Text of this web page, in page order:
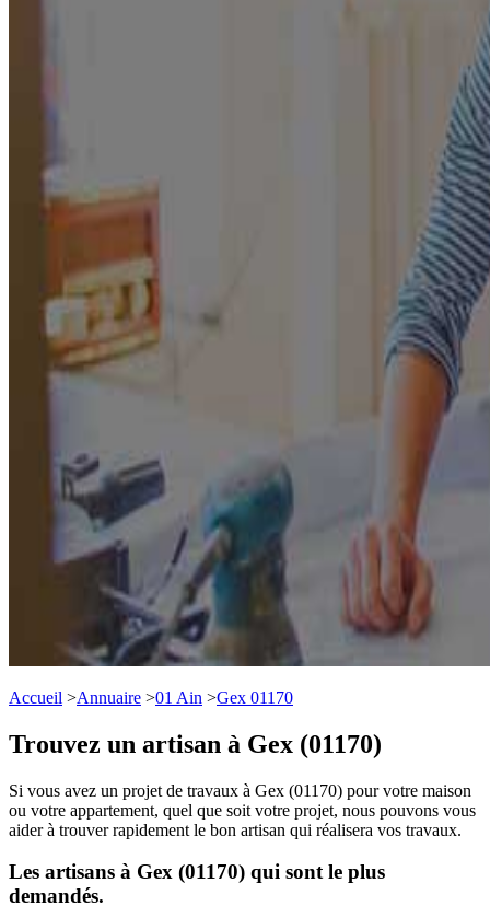
Accueil >Annuaire >01 Ain >Gex 01170
Trouvez un artisan à Gex (01170)
Si vous avez un projet de travaux à Gex (01170) pour votre maison
ou votre appartement, quel que soit votre projet, nous pouvons vous
aider à trouver rapidement le bon artisan qui réalisera vos travaux.
Les artisans à Gex (01170) qui sont le plus
demandés.